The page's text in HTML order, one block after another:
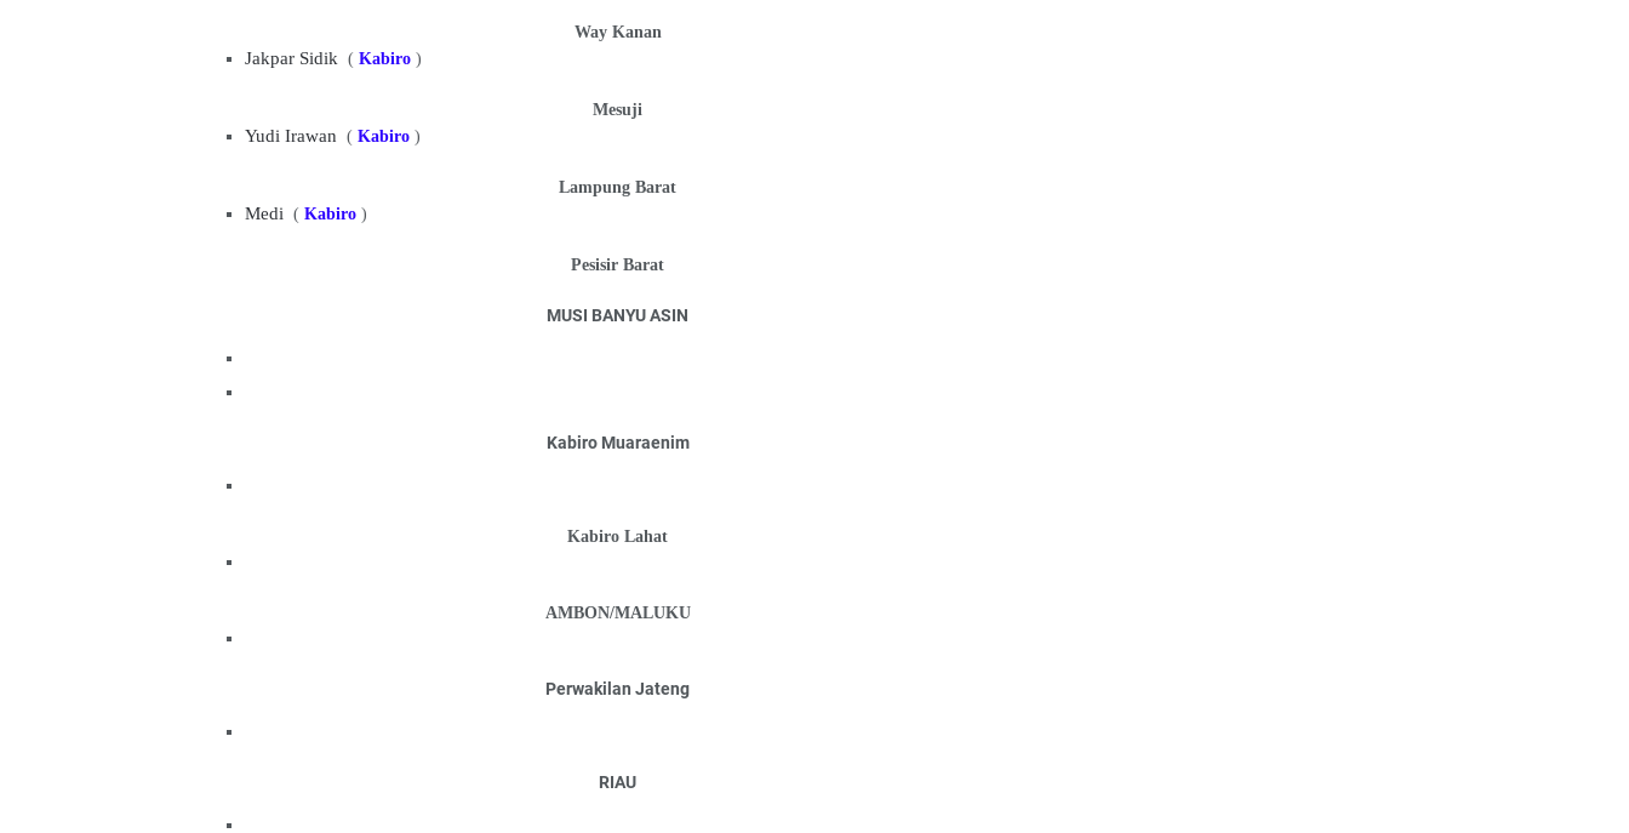
Way Kanan
Jakpar Sidik ( Kabiro )
Mesuji
Yudi Irawan ( Kabiro )
Lampung Barat
Medi ( Kabiro )
Pesisir Barat
MUSI BANYU ASIN
Kabiro Muaraenim
Kabiro Lahat
AMBON/MALUKU
Perwakilan Jateng
RIAU